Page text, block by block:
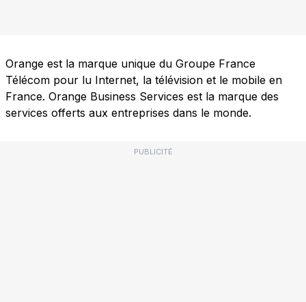
Orange est la marque unique du Groupe France
Télécom pour lu Internet, la télévision et le mobile en
France. Orange Business Services est la marque des
services offerts aux entreprises dans le monde.
PUBLICITÉ